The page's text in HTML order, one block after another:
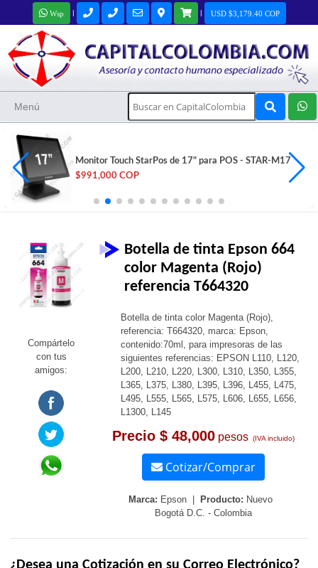
Wsp | | USD $3,179.40 COP
Menú
Monitor Touch StarPos de 17" para POS - STAR-M17
$991,000 COP
Compártelo
con tus
amigos:
Botella de tinta Epson 664
color Magenta (Rojo)
referencia T664320
Botella de tinta color Magenta (Rojo),
referencia: T664320, marca: Epson,
contenido:70ml, para impresoras de las
siguientes referencias: EPSON L110, L120,
L200, L210, L220, L300, L310, L350, L355,
L365, L375, L380, L395, L396, L455, L475,
L495, L555, L565, L575, L606, L655, L656,
L1300, L145
Precio $ 48,000 pesos (IVA incluido)
Cotizar/Comprar
Marca: Epson | Producto: Nuevo
Bogotá D.C. - Colombia